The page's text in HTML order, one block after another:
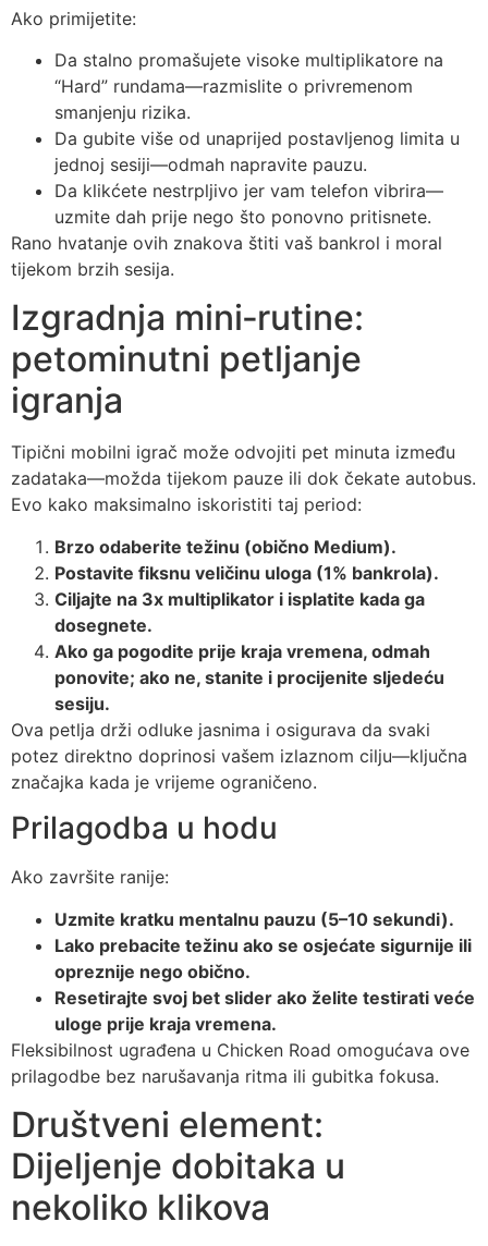
Ako primijetite:
Da stalno promašujete visoke multiplikatore na
“Hard” rundama—razmislite o privremenom
smanjenju rizika.
Da gubite više od unaprijed postavljenog limita u
jednoj sesiji—odmah napravite pauzu.
Da klikćete nestrpljivo jer vam telefon vibrira—
uzmite dah prije nego što ponovno pritisnete.
Rano hvatanje ovih znakova štiti vaš bankrol i moral
tijekom brzih sesija.
Izgradnja mini‑rutine:
petominutni petljanje
igranja
Tipični mobilni igrač može odvojiti pet minuta između
zadataka—možda tijekom pauze ili dok čekate autobus.
Evo kako maksimalno iskoristiti taj period:
Brzo odaberite težinu (obično Medium).
Postavite fiksnu veličinu uloga (1% bankrola).
Ciljajte na 3x multiplikator i isplatite kada ga
dosegnete.
Ako ga pogodite prije kraja vremena, odmah
ponovite; ako ne, stanite i procijenite sljedeću
sesiju.
Ova petlja drži odluke jasnima i osigurava da svaki
potez direktno doprinosi vašem izlaznom cilju—ključna
značajka kada je vrijeme ograničeno.
Prilagodba u hodu
Ako završite ranije:
Uzmite kratku mentalnu pauzu (5–10 sekundi).
Lako prebacite težinu ako se osjećate sigurnije ili
opreznije nego obično.
Resetirajte svoj bet slider ako želite testirati veće
uloge prije kraja vremena.
Fleksibilnost ugrađena u Chicken Road omogućava ove
prilagodbe bez narušavanja ritma ili gubitka fokusa.
Društveni element:
Dijeljenje dobitaka u
nekoliko klikova